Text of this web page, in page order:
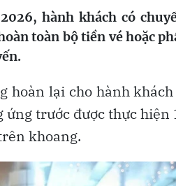
hành khách có
toàn bộ tiền vé hoặc
hoàn lại cho hành
ứng trước được thực hiện
khoang.